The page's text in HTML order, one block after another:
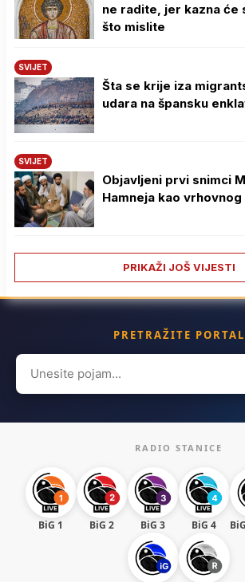
ne radite, jer kazna će
što mislite
SVIJET
Šta se krije iza
udara na špansku
SVIJET
Objavljeni prvi snimci
Hamneja kao
PRIKAŽI JOŠ VIJESTI
PRETRAŽITE PORTAL
Search
for:
RADIO STANICE
BiG 1 BiG 2 BiG 3 BiG 4